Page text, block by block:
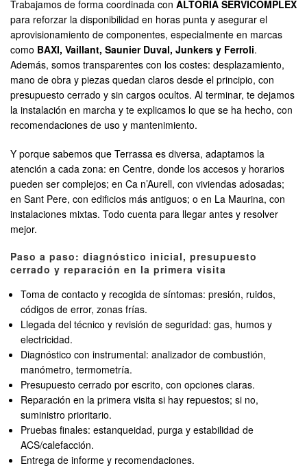
Trabajamos de forma coordinada con ALTORIA SERVICOMPLEX
para reforzar la disponibilidad en horas punta y asegurar el
aprovisionamiento de componentes, especialmente en marcas
como BAXI, Vaillant, Saunier Duval, Junkers y Ferroli.
Además, somos transparentes con los costes: desplazamiento,
mano de obra y piezas quedan claros desde el principio, con
presupuesto cerrado y sin cargos ocultos. Al terminar, te dejamos
la instalación en marcha y te explicamos lo que se ha hecho, con
recomendaciones de uso y mantenimiento.
Y porque sabemos que Terrassa es diversa, adaptamos la
atención a cada zona: en Centre, donde los accesos y horarios
pueden ser complejos; en Ca n’Aurell, con viviendas adosadas;
en Sant Pere, con edificios más antiguos; o en La Maurina, con
instalaciones mixtas. Todo cuenta para llegar antes y resolver
mejor.
Paso a paso: diagnóstico inicial, presupuesto
cerrado y reparación en la primera visita
Toma de contacto y recogida de síntomas: presión, ruidos,
códigos de error, zonas frías.
Llegada del técnico y revisión de seguridad: gas, humos y
electricidad.
Diagnóstico con instrumental: analizador de combustión,
manómetro, termometría.
Presupuesto cerrado por escrito, con opciones claras.
Reparación en la primera visita si hay repuestos; si no,
suministro prioritario.
Pruebas finales: estanqueidad, purga y estabilidad de
ACS/calefacción.
Entrega de informe y recomendaciones.